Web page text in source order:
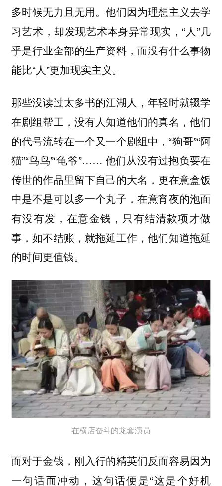
多时候无力且无用。他们因为理想主义去学
习艺术，却发现艺术本身异常现实，“人”几
乎是行业全部的生产资料，而没有什么事物
能比“人”更加现实主义。
那些没读过太多书的江湖人，年轻时就辍学
在剧组帮工，没有人知道他们的真名，他们
的代号流转在一个又一个剧组中，“狗哥”“阿
猫”“鸟鸟”“龟爷”…… 他们从没有过抱负要在
传世的作品里留下自己的大名，更在意盒饭
中是不是可以多一个丸子，在意宵夜的泡面
有没有发，在意金钱，只有结清款项才做
事，如不结账，就拖延工作，他们知道拖延
的时间更值钱。
在横店奋斗的龙套演员
而对于金钱，刚入行的精英们反而容易因为
一句话而冲动，这句话便是“这是个好机